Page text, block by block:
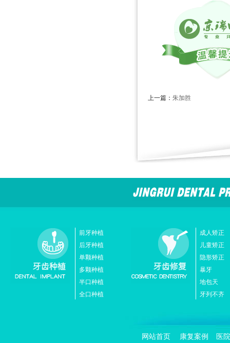
上一篇： 朱加胜
前牙种植
后牙种植
单颗种植
多颗种植
半口种植
全口种植
成人矫正
儿童矫正
隐形矫正
暴牙
地包天
牙列不齐
网站首页 康复案例 医